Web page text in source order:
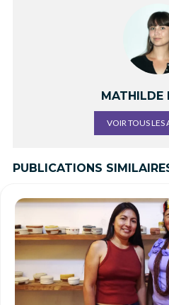
MATHILDE
VOIR TOUS LES
PUBLICATIONS